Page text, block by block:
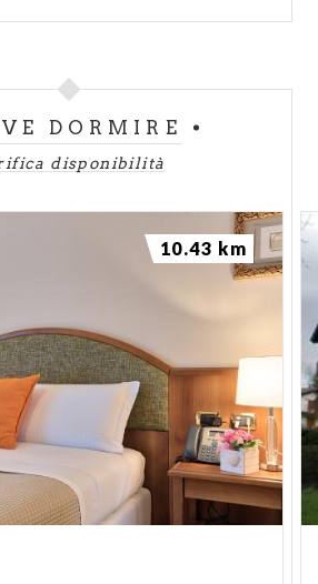
DORMIRE
disponibilità
10.43 km